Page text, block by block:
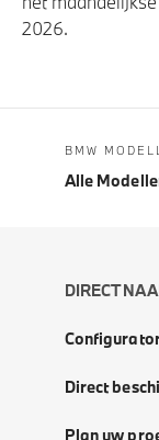
2026.
BMW
Alle
DIRECT
Direct
Plan uw